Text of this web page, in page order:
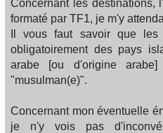
Concernant les destinations,
formaté par TF1, je m'y
Il vous faut savoir que
obligatoirement des pays
arabe [ou d'origine arabe]
"musulman(e)".
Concernant mon éventuelle
je n'y vois pas